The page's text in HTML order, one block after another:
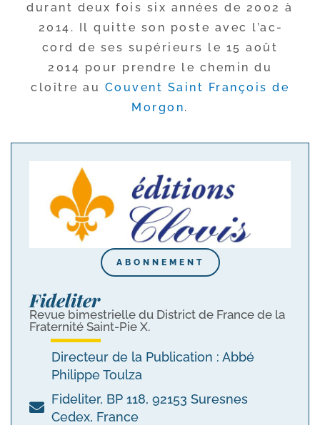
durant deux fois six années de 2002 à
2014. Il quitte son poste avec l’ac­
cord de ses supé­rieurs le 15 août
2014 pour prendre le che­min du
cloître au Couvent Saint François de
Morgon.
ABONNEMENT
Fideliter
Revue bimestrielle du District de France de la
Fraternité Saint-Pie X.
Directeur de la Publication : Abbé
Philippe Toulza
Fideliter, BP 118, 92153 Suresnes
Cedex, France